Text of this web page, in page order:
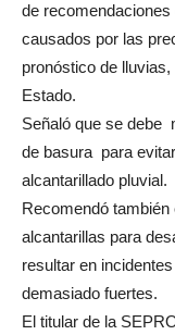
de
causados por las
pronóstico de
Estado.
Señaló que se debe
de basura para
alcantarillado pluvial.
Recomendó
alcantarillas para
resultar en
demasiado fuertes.
El titular de la